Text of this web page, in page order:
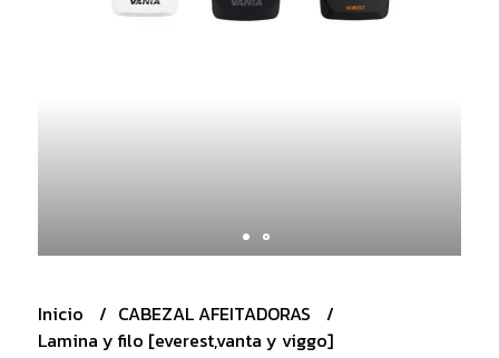
Inicio
CABEZAL AFEITADORAS
Lamina y filo [everest,vanta y viggo]